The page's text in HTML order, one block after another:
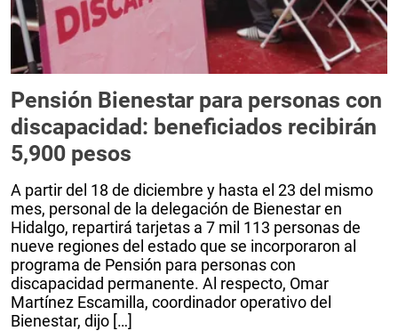
Pensión Bienestar para personas con
discapacidad: beneficiados recibirán
5,900 pesos
A partir del 18 de diciembre y hasta el 23 del mismo
mes, personal de la delegación de Bienestar en
Hidalgo, repartirá tarjetas a 7 mil 113 personas de
nueve regiones del estado que se incorporaron al
programa de Pensión para personas con
discapacidad permanente. Al respecto, Omar
Martínez Escamilla, coordinador operativo del
Bienestar, dijo […]